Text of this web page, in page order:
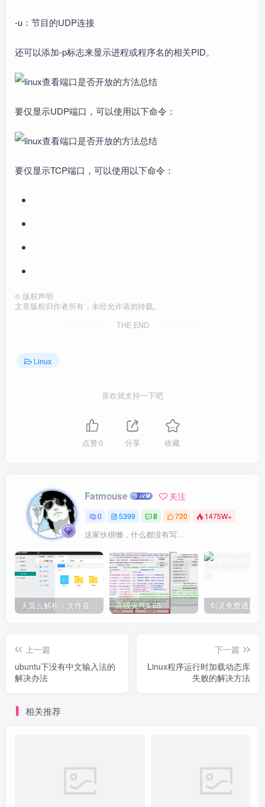
-u：节目的UDP连接
还可以添加-p标志来显示进程或程序名的相关PID。
要仅显示UDP端口，可以使用以下命令：
要仅显示TCP端口，可以使用以下命令：
© 版权声明
文章版权归作者所有，未经允许请勿转载。
THE END
Linux
喜欢就支持一下吧
点赞0 分享 收藏
Fatmouse 关注
0 5399 8 720 1475W+
这家伙很懒，什么都没有写...
天翼云解析：文件直链获取源码 高级火气5.65
上一篇
ubuntu下没有中文输入法的
解决办法
下一篇
Linux程序运行时加载动态库
失败的解决方法
相关推荐